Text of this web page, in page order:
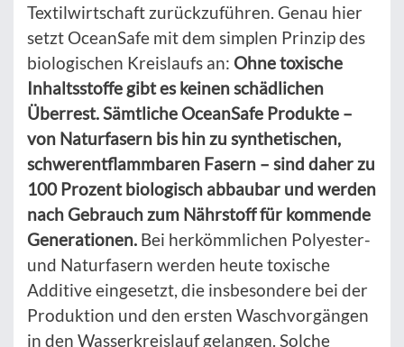
Textilwirtschaft zurückzuführen. Genau hier
setzt OceanSafe mit dem simplen Prinzip des
biologischen Kreislaufs an: Ohne toxische
Inhaltsstoffe gibt es keinen schädlichen
Überrest. Sämtliche OceanSafe Produkte –
von Naturfasern bis hin zu synthetischen,
schwerentflammbaren Fasern – sind daher zu
100 Prozent biologisch abbaubar und werden
nach Gebrauch zum Nährstoff für kommende
Generationen. Bei herkömmlichen Polyester-
und Naturfasern werden heute toxische
Additive eingesetzt, die insbesondere bei der
Produktion und den ersten Waschvorgängen
in den Wasserkreislauf gelangen. Solche